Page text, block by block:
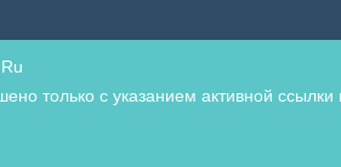
только с указанием активной ссылки